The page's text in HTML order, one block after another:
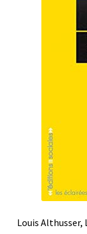
Louis Althusser,